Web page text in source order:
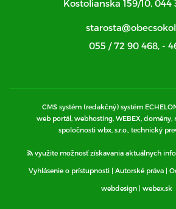
Kostolianska 159/10, 044
055 / 72 90 468, -
CMS systém (redakčný) systém
web portál, webhosting, WEBEX, domény,
spoločnosti wbx, s.r.o., technický
využite možnosť získavania aktuálnych
Vyhlásenie o prístupnosti | Autorské práva |
webdesign| webex.sk